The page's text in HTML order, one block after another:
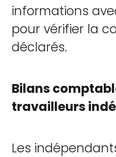
informations
pour vérifier la
déclarés.
Bilans
travailleurs
Les